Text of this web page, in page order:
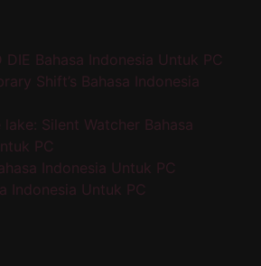
DIE Bahasa Indonesia Untuk PC
Shift’s Bahasa Indonesia
Silent Watcher Bahasa
PC
Indonesia Untuk PC
Indonesia Untuk PC